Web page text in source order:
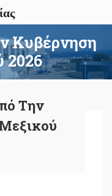
Κυβέρνηση
2026
Την